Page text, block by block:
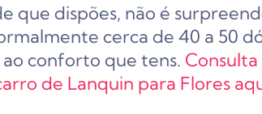
que dispões, não é
cerca de 40 a 50
conforto que tens. Consulta
de Lanquin para Flores